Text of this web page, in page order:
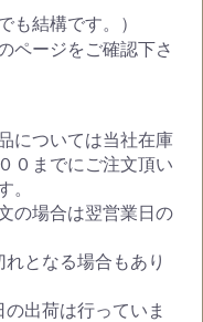
も結構です。）
ページをご確認下さ
については当社在庫
０までにご注文頂い
。
の場合は翌営業日の
となる場合もあり
出荷は行っていま